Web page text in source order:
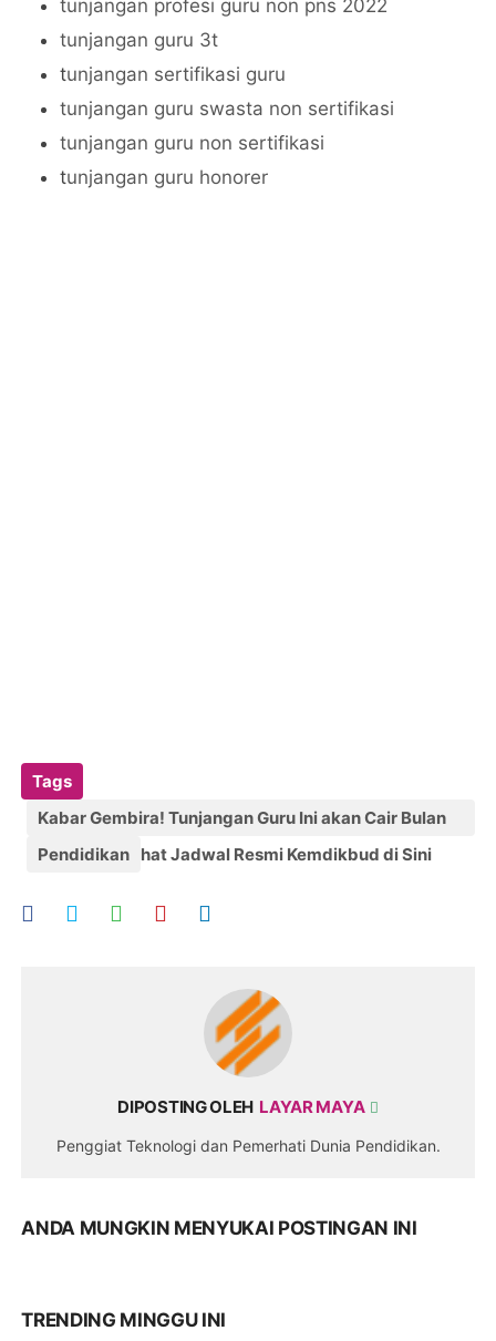
tunjangan profesi guru non pns 2022
tunjangan guru 3t
tunjangan sertifikasi guru
tunjangan guru swasta non sertifikasi
tunjangan guru non sertifikasi
tunjangan guru honorer
Tags
Kabar Gembira! Tunjangan Guru Ini akan Cair Bulan
November Lihat Jadwal Resmi Kemdikbud di Sini
Pendidikan
DIPOSTING OLEH LAYAR MAYA
Penggiat Teknologi dan Pemerhati Dunia Pendidikan.
ANDA MUNGKIN MENYUKAI POSTINGAN INI
TRENDING MINGGU INI